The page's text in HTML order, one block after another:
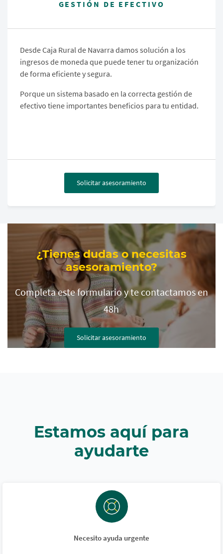
GESTIÓN DE EFECTIVO
Desde Caja Rural de Navarra damos solución a los
ingresos de moneda que puede tener tu organización
de forma eficiente y segura.
Porque un sistema basado en la correcta gestión de
efectivo tiene importantes beneficios para tu entidad.
Solicitar asesoramiento
espere...
¿Tienes dudas o necesitas
asesoramiento?
Completa este formulario y te contactamos en
48h
Solicitar asesoramiento
Estamos aquí para
ayudarte
Necesito ayuda urgente